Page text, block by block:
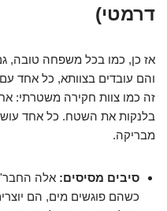
דרמטי)
אז כן, כמו בכל משפחה טובה,
והם עובדים בצוותא, כל אחד
זה כמו צוות חקירה משטרתי:
בלנקות את השטח. כל אחד
מבריקה.
סיבים מסיסים: אלה
כשהם פוגשים מים, הם